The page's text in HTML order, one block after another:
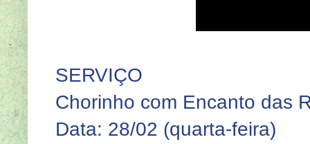
SERVIÇO
Chorinho com Encanto das
Data: 28/02 (quarta-feira)